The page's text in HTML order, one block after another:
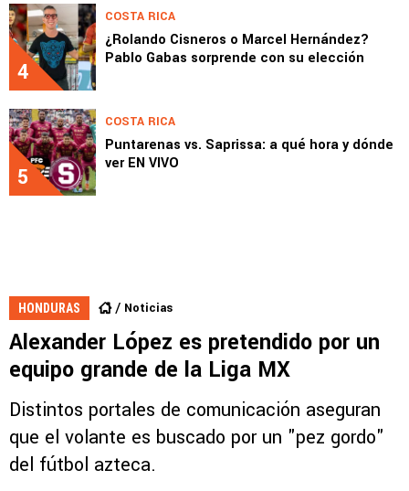
4
COSTA RICA
¿Rolando Cisneros o Marcel Hernández?
Pablo Gabas sorprende con su elección
5
COSTA RICA
Puntarenas vs. Saprissa: a qué hora y dónde
ver EN VIVO
HONDURAS Noticias
Alexander López es pretendido por un
equipo grande de la Liga MX
Distintos portales de comunicación aseguran
que el volante es buscado por un "pez gordo"
del fútbol azteca.